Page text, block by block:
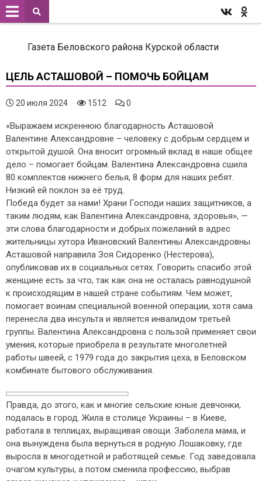
Газета Беловского района Курской области
ЦЕЛЬ АСТАШОВОЙ – ПОМОЧЬ БОЙЦАМ
20 июля 2024 1512 0
«Выражаем искреннюю благодарность Асташовой
Валентине Александровне – человеку с добрым сердцем и
открытой душой. Она вносит огромный вклад в наше общее
дело – помогает бойцам. Валентина Александровна сшила
80 комплектов нижнего белья, 8 форм для наших ребят.
Низкий ей поклон за её труд.
Победа будет за нами! Храни Господи наших защитников, а
таким людям, как Валентина Александровна, здоровья», —
эти слова благодарности и добрых пожеланий в адрес
жительницы хутора Ивановский Валентины Александровны
Асташовой направила Зоя Сидоренко (Нестерова),
опубликовав их в социальных сетях. Говорить спасибо этой
женщине есть за что, так как она не осталась равнодушной
к происходящим в нашей стране событиям. Чем может,
помогает воинам специальной военной операции, хотя сама
перенесла два инсульта и является инвалидом третьей
группы. Валентина Александровна с пользой применяет свои
умения, которые приобрела в результате многолетней
работы швеей, с 1979 года до закрытия цеха, в Беловском
комбинате бытового обслуживания.
Правда, до этого, как и многие сельские юные девчонки,
подалась в город. Жила в столице Украины – в Киеве,
работала в теплицах, выращивая овощи. Заболела мама, и
она вынуждена была вернуться в родную Лошаковку, где
выросла в многодетной и работящей семье. Год заведовала
очагом культуры, а потом сменила профессию, выбрав